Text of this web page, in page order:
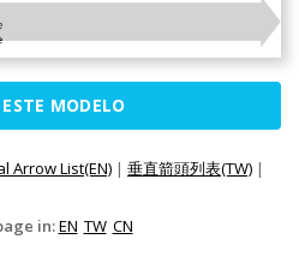
MODELO
Arrow List(EN) | 垂直箭頭列表(TW) |
in:EN TW CN